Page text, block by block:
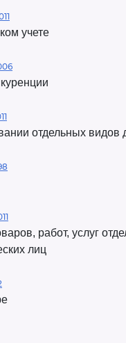
учете
отдельных видов
работ, услуг
лиц